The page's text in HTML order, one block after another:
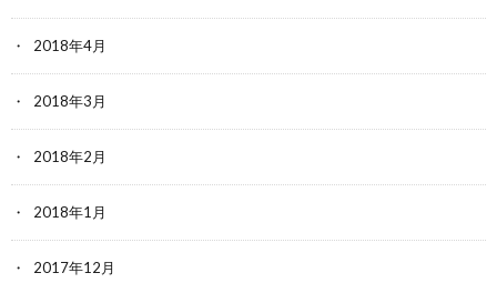
2018年4月
2018年3月
2018年2月
2018年1月
2017年12月